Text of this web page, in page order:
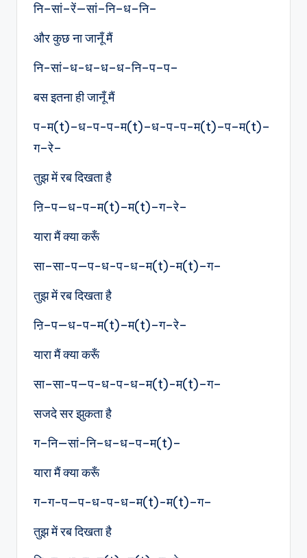
नि–सां–रें—सां–नि–ध–नि–
और कुछ ना जानूँ मैं
नि-सां–ध-ध–ध–ध-नि–प–प–
बस इतना ही जानूँ मैं
प-म(t)–ध-प-प-म(t)–ध-प-प-म(t)–प–म(t)–
ग–रे–
तुझ में रब दिखता है
ऩि–प—ध-प–म(t)–म(t)–ग–रे–
यारा मैं क्या करूँ
सा–सा-प—प-ध-प-ध–म(t)-म(t)–ग–
तुझ में रब दिखता है
ऩि–प—ध-प–म(t)–म(t)–ग–रे–
यारा मैं क्या करूँ
सा–सा-प—प-ध-प-ध–म(t)-म(t)–ग–
सजदे सर झुकता है
ग–नि—सां-नि–ध–ध–प–म(t)–
यारा मैं क्या करूँ
ग–ग-प—प-ध-प-ध–म(t)-म(t)–ग–
तुझ में रब दिखता है